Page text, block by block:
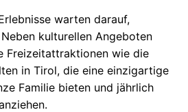
warten darauf,
kulturellen Angeboten
Freizeitattraktionen wie die
in Tirol, die eine einzigartige
Familie bieten und jährlich